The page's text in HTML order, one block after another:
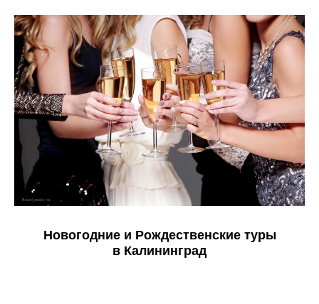
Новогодние и Рождественские туры
в Калининград